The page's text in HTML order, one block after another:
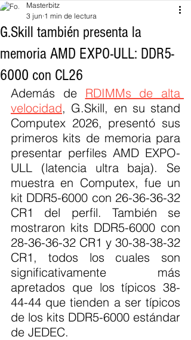
G.Skill también presenta la
memoria AMD EXPO-ULL: DDR5-
6000 con CL26
Masterbitz
3 jun 1 min de lectura
Además de RDIMMs de alta
velocidad, G.Skill, en su stand
Computex 2026, presentó sus
primeros kits de memoria para
presentar perfiles AMD EXPO-
ULL (latencia ultra baja). Se
muestra en Computex, fue un
kit DDR5-6000 con 26-36-36-32
CR1 del perfil. También se
mostraron kits DDR5-6000 con
28-36-36-32 CR1 y 30-38-38-32
CR1, todos los cuales son
significativamente más
apretados que los típicos 38-
44-44 que tienden a ser típicos
de los kits DDR5-6000 estándar
de JEDEC.